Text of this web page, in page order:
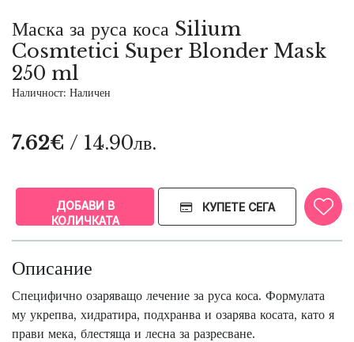
Маска за руса коса Silium
Cosmtetici Super Blonder Mask
250 ml
Наличност: Наличен
7.62€ / 14.90лв.
ДОБАВИ В
КОЛИЧКАТА
КУПЕТЕ СЕГА
Описание
Специфично озаряващо лечение за руса коса. Формулата
му укрепва, хидратира, подхранва и озарява косата, като я
прави мека, блестяща и лесна за разресване.